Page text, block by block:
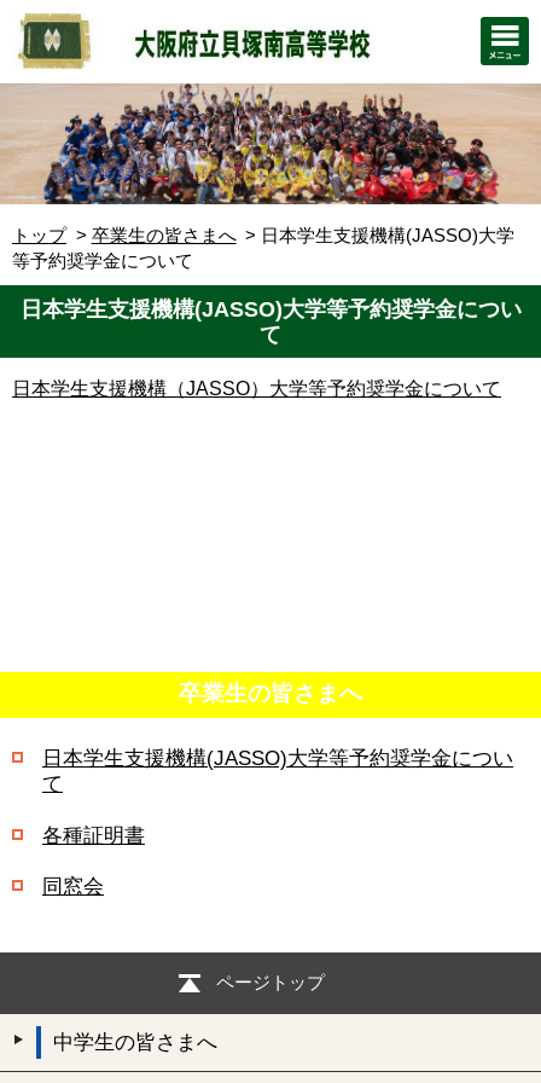
トップ 卒業生の皆さまへ
日本学生支援機構(JASSO)大学
等予約奨学金について
日本学生支援機構(JASSO)大学等予約奨学金につい
て
日本学生支援機構（JASSO）大学等予約奨学金について
卒業生の皆さまへ
日本学生支援機構(JASSO)大学等予約奨学金につい
て
各種証明書
同窓会
ページトップ
中学生の皆さまへ